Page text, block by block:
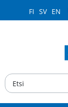
FI SV EN